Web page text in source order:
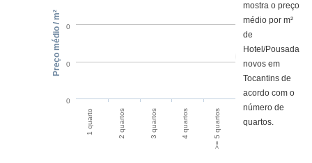
1 quarto 2 quartos 3 quartos 4 quartos >= 5 quartos
0
0
0
Preço médio / m²
mostra o preço
médio por m²
de
Hotel/Pousada
novos em
Tocantins de
acordo com o
número de
quartos.